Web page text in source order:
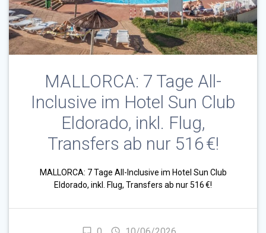
MALLORCA: 7 Tage All-
Inclusive im Hotel Sun Club
Eldorado, inkl. Flug,
Transfers ab nur 516 €!
MALLORCA: 7 Tage All-Inclusive im Hotel Sun Club
Eldorado, inkl. Flug, Transfers ab nur 516 €!